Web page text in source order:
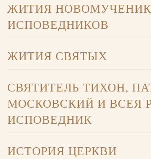
СОБОРУ МОСКОВСКИХ
СЛУЖБЫ
ТРОПАРИ, КОНДАКИ И
АКАФИСТЫ
ЖИТИЯ
ИСПОВЕДНИКОВ
ЖИТИЯ СВЯТЫХ
ЖИТИЯ СВЯТЫХ.
СВЯТИТЕЛЬ ТИХОН,
МОСКОВСКИЙ И ВСЕЯ
ИСПОВЕДНИК
ИСТОРИЯ ЦЕРКВИ